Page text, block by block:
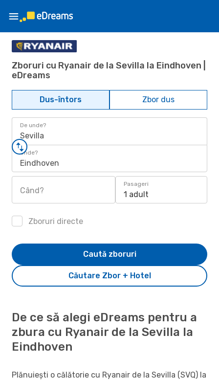
Zboruri cu Ryanair de la Sevilla la Eindhoven |
eDreams
Dus-întors Zbor dus
De unde?
Sevilla
Unde?
Eindhoven
Când?
Pasageri
1 adult
Zboruri directe
Căutare Zbor + Hotel
Caută zboruri
De ce să alegi eDreams pentru a
zbura cu Ryanair de la Sevilla la
Eindhoven
Plănuiești o călătorie cu Ryanair de la Sevilla (SVQ) la